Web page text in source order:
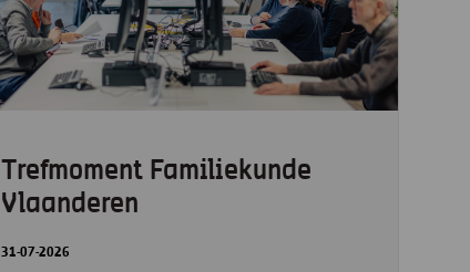
Trefmoment Familiekunde
Vlaanderen
31-07-2026